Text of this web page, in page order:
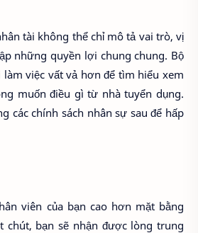
tài không thể chỉ mô tả vai trò, vị
những quyền lợi chung chung. Bộ
làm việc vất vả hơn để tìm hiểu xem
muốn điều gì từ nhà tuyển dụng.
các chính sách nhân sự sau để hấp
viên của bạn cao hơn mặt bằng
chút, bạn sẽ nhận được lòng trung